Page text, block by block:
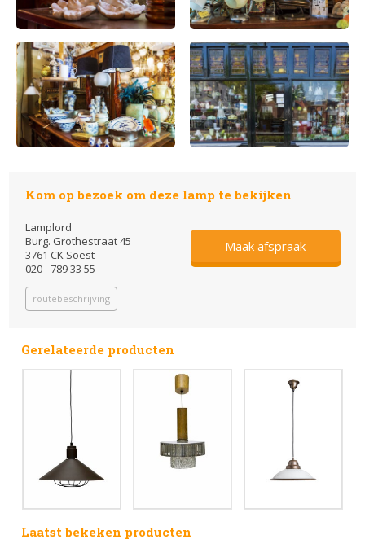
Kom op bezoek om deze lamp te bekijken
Lamplord
Burg. Grothestraat 45
3761 CK Soest
020 - 789 33 55
routebeschrijving
Maak afspraak
Gerelateerde producten
Laatst bekeken producten